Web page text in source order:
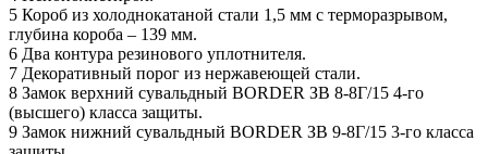
5 Короб из холоднокатаной стали 1,5 мм с терморазрывом,
глубина короба – 139 мм.
6 Два контура резинового уплотнителя.
7 Декоративный порог из нержавеющей стали.
8 Замок верхний сувальдный BORDER ЗВ 8-8Г/15 4-го
(высшего) класса защиты.
9 Замок нижний сувальдный BORDER ЗВ 9-8Г/15 3-го класса